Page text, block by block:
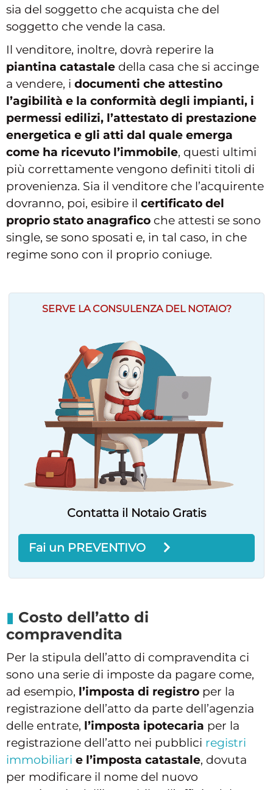
sia del soggetto che acquista che del
soggetto che vende la casa.
Il venditore, inoltre, dovrà reperire la
piantina catastale della casa che si accinge
a vendere, i documenti che attestino
l’agibilità e la conformità degli impianti, i
permessi edilizi, l’attestato di prestazione
energetica e gli atti dal quale emerga
come ha ricevuto l’immobile, questi ultimi
più correttamente vengono definiti titoli di
provenienza. Sia il venditore che l’acquirente
dovranno, poi, esibire il certificato del
proprio stato anagrafico che attesti se sono
single, se sono sposati e, in tal caso, in che
regime sono con il proprio coniuge.
SERVE LA CONSULENZA DEL NOTAIO?
Contatta il Notaio Gratis
Fai un PREVENTIVO
Costo dell’atto di
compravendita
Per la stipula dell’atto di compravendita ci
sono una serie di imposte da pagare come,
ad esempio, l’imposta di registro per la
registrazione dell’atto da parte dell’agenzia
delle entrate, l’imposta ipotecaria per la
registrazione dell’atto nei pubblici registri
immobiliari e l’imposta catastale, dovuta
per modificare il nome del nuovo